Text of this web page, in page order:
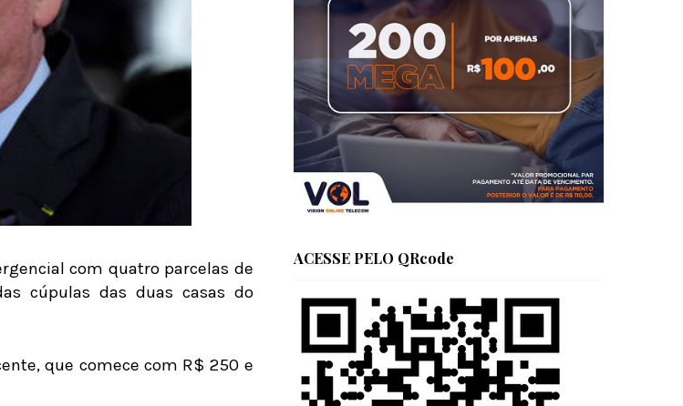
com quatro parcelas de
cúpulas das duas casas do
que comece com R$ 250 e
ACESSE PELO QRcode